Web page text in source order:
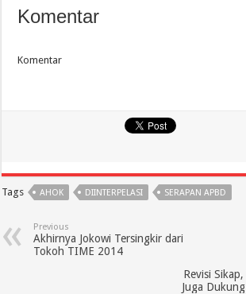
Komentar
Komentar
Tags AHOK DIINTERPELASI SERAPAN APBD
Previous
Akhirnya Jokowi Tersingkir dari
Tokoh TIME 2014
Revisi
Juga